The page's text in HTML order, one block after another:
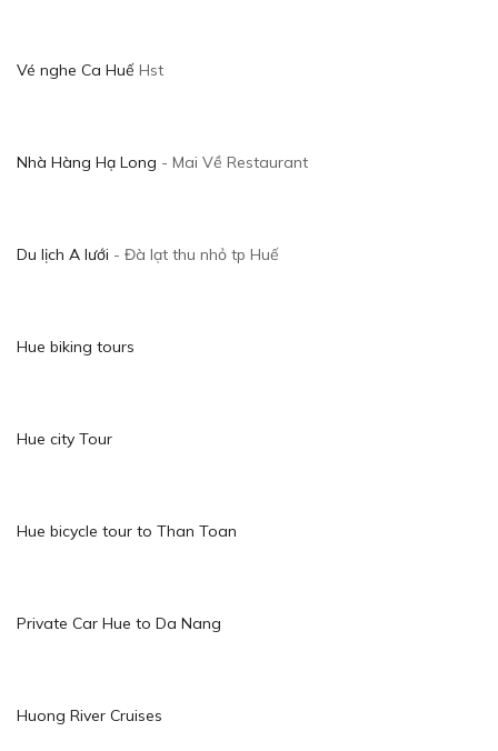
Vé nghe Ca Huế Hst
Nhà Hàng Hạ Long - Mai Về Restaurant
Du lịch A lưới - Đà lạt thu nhỏ tp Huế
Hue biking tours
Hue city Tour
Hue bicycle tour to Than Toan
Private Car Hue to Da Nang
Huong River Cruises